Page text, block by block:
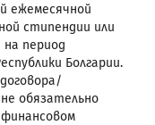
ежемесячной
стипендии или
период
Болгарии.
обязательно